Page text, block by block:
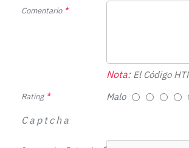
Comentario
Nota:El Código
Rating Malo
Captcha